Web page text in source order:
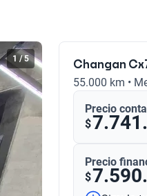
Changan
55.000 km •
Precio
$
Precio
$
1 /5